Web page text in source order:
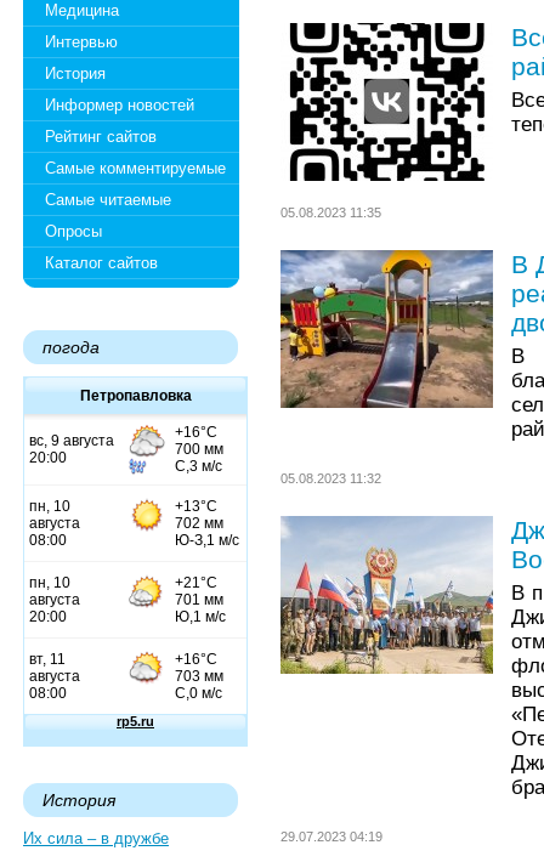
Медицина
Интервью
История
Информер новостей
Рейтинг сайтов
Самые комментируемые
Самые читаемые
Опросы
Каталог сайтов
погода
Петропавловка
История
Их сила – в дружбе
05.08.2023 11:35
В
В
05.08.2023 11:32
В
29.07.2023 04:19